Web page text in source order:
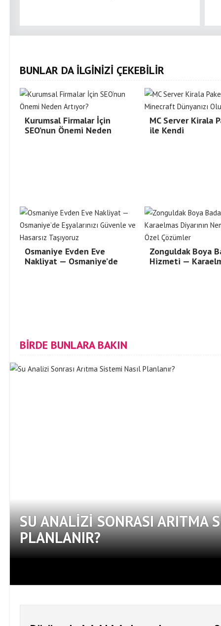
BUNLAR DA İLGİNİZİ ÇEKEBİLİR
Kurumsal Firmalar İçin
SEO’nun Önemi Neden
MC Server Kirala
ile Kendi
Osmaniye Evden Eve
Nakliyat — Osmaniye’de
Zonguldak Boya
Hizmeti —
BİRDE BUNLARA BAKIN
SU ANALIZI SONRASI ARITMA
PLANLANIR?